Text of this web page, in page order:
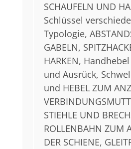
SCHAUFELN UND
Schlüssel
Typologie,
GABELN,
HARKEN,
und Ausrück,
und HEBEL ZUM
STIEHLE UND
ROLLENBAHN ZUM
DER SCHIENE,